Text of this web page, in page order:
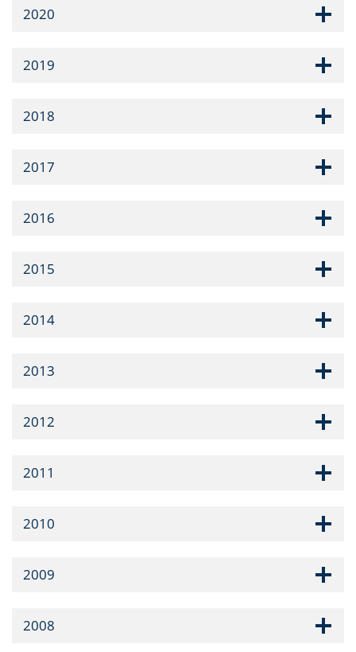
2020
2019
2018
2017
2016
2015
2014
2013
2012
2011
2010
2009
2008